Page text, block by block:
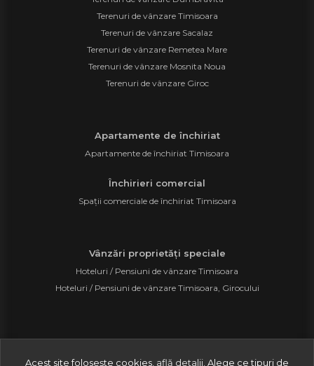
Terenuri de vânzare Timisoara
Terenuri de vânzare Sacalaz
Terenuri de vânzare Remetea Mare
Terenuri de vânzare Mosnita Noua
Terenuri de vânzare Giroc
Apartamente de închiriat
Apartamente de închiriat Timisoara
Închirieri comercial
Spații comerciale de închiriat Timisoara
Vânzări proprietăți speciale
Hoteluri / Pensiuni de vânzare Timisoara
Hoteluri / Pensiuni de vânzare Timisoara, Girocului
Acest site folosește cookies, află detalii Alege ce tipuri de